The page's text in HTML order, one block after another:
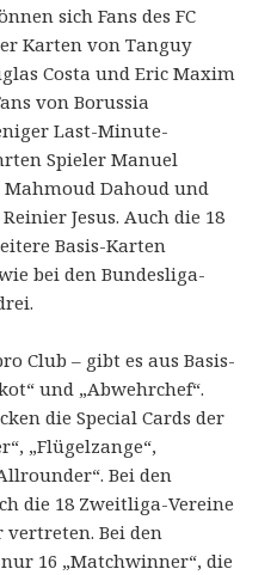
sich Fans des FC
Karten von Tanguy
Costa und Eric Maxim
von Borussia
Last-Minute-
Spieler Manuel
Dahoud und
Jesus. Auch die 18
Basis-Karten
bei den Bundesliga-
Club – gibt es aus Basis-
und „Abwehrchef“.
die Special Cards der
„Flügelzange“,
Bei den
die 18 Zweitliga-Vereine
Bei den
16 „Matchwinner“, die